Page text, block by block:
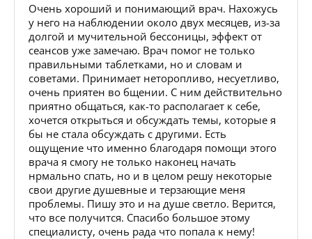
Очень хороший и понимающий врач. Нахожусь
у него на наблюдении около двух месяцев, из-за
долгой и мучительной бессоницы, эффект от
сеансов уже замечаю. Врач помог не только
правильными таблетками, но и словам и
советами. Принимает неторопливо, несуетливо,
очень приятен во бщении. С ним действительно
приятно общаться, как-то располагает к себе,
хочется открыться и обсуждать темы, которые я
бы не стала обсуждать с другими. Есть
ощущение что именно благодаря помощи этого
врача я смогу не только наконец начать
нрмально спать, но и в целом решу некоторые
свои другие душевные и терзающие меня
проблемы. Пишу это и на душе светло. Верится,
что все получится. Спасибо большое этому
специалисту, очень рада что попала к нему!